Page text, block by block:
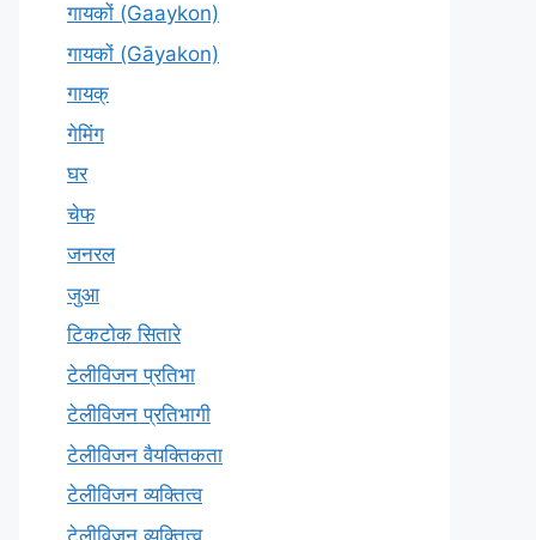
गायकों (Gaaykon)
गायकों (Gāyakon)
गायक्
गेमिंग
घर
चेफ
जनरल
जुआ
टिकटोक सितारे
टेलीविजन प्रतिभा
टेलीविजन प्रतिभागी
टेलीविजन वैयक्तिकता
टेलीविजन व्यक्तित्व
टेलीविज़न व्यक्तित्व